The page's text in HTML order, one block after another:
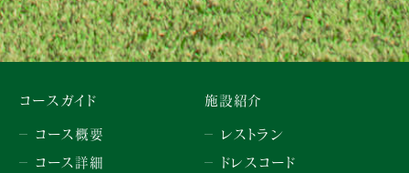
コースガイド
コース概要
コース詳細
施設紹介
レストラン
ドレスコード